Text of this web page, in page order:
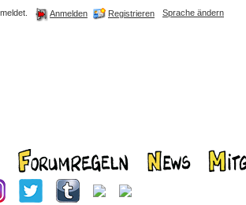
Anmelden Registrieren Sprache ändern